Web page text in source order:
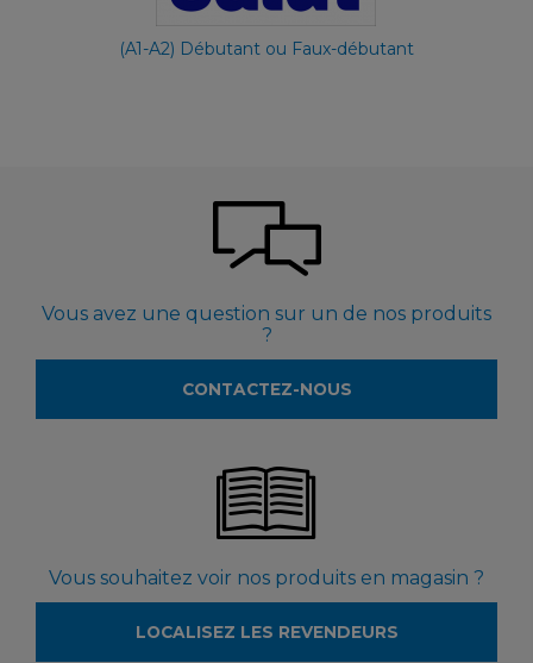
(A1-A2) Débutant ou Faux-débutant
Vous avez une question sur un de nos produits
?
CONTACTEZ-NOUS
Vous souhaitez voir nos produits en magasin ?
LOCALISEZ LES REVENDEURS